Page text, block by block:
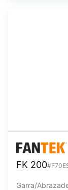
FK 200
Garra/